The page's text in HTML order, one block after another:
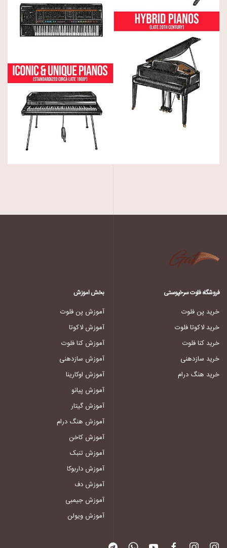
فروشگاه فلوت سرخپوستی
خرید پن فلوت
خرید لاکوتا فلوت
خرید کنا فلوت
خرید سازدهنی
خرید هنگ درام
بخش آموزش
آموزش پن فلوت
آموزش لاکوتا
آموزش کنا فلوت
آموزش سازدهنی
آموزش اوکارینا
آموزش پیانو
آموزش گیتار
آموزش هنگ درام
آموزش کاخن
آموزش تنبک
آموزش داربوکا
آموزش دف
آموزش جیمبی
آموزش ویولن